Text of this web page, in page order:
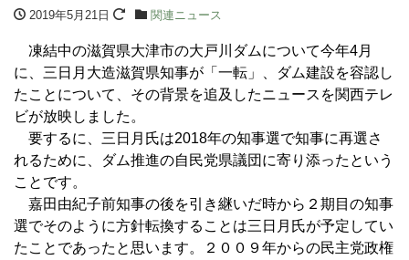
2019年5月21日 関連ニュース
凍結中の滋賀県大津市の大戸川ダムについて今年4月
に、三日月大造滋賀県知事が「一転」、ダム建設を容認し
たことについて、その背景を追及したニュースを関西テレ
ビが放映しました。
要するに、三日月氏は2018年の知事選で知事に再選さ
れるために、ダム推進の自民党県議団に寄り添ったという
ことです。
嘉田由紀子前知事の後を引き継いだ時から２期目の知事
選でそのように方針転換することは三日月氏が予定してい
たことであったと思います。２００９年からの民主党政権